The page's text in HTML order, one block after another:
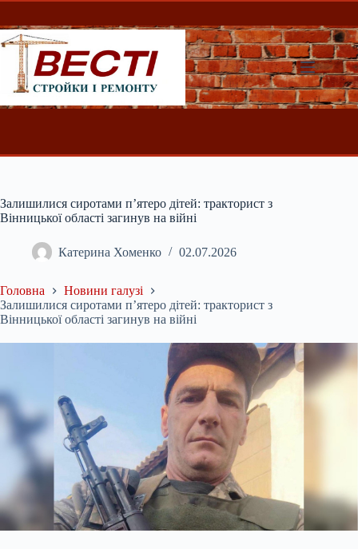
Перейти
вмісту
Залишилися сиротами п’ятеро дітей: тракторист з
Вінницької області загинув на війні
Катерина Хоменко 02.07.2026
Головна
Новини галузі
Залишилися сиротами п’ятеро дітей: тракторист з
Вінницької області загинув на війні